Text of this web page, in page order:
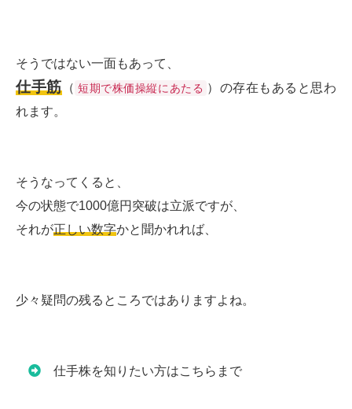
そうではない一面もあって、
仕手筋（ 短期で株価操縦にあたる ）の存在もあると思わ
れます。
そうなってくると、
今の状態で1000億円突破は立派ですが、
それが正しい数字かと聞かれれば、
少々疑問の残るところではありますよね。
仕手株を知りたい方はこちらまで